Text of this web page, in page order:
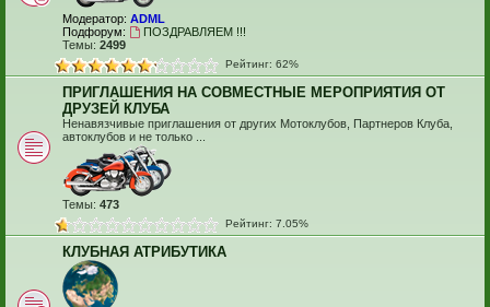
Модератор: ADML
Подфорум:
ПОЗДРАВЛЯЕМ !!!
Темы: 2499
Рейтинг: 62%
ПРИГЛАШЕНИЯ НА СОВМЕСТНЫЕ МЕРОПРИЯТИЯ ОТ
ДРУЗЕЙ КЛУБА
Ненавязчивые приглашения от других Мотоклубов, Партнеров Клуба,
автоклубов и не только ...
Темы: 473
Рейтинг: 7.05%
КЛУБНАЯ АТРИБУТИКА